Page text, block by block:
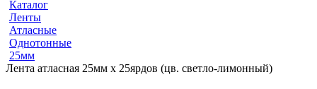
Каталог
Ленты
Атласные
Однотонные
25мм
Лента атласная 25мм х 25ярдов (цв. светло-лимонный)